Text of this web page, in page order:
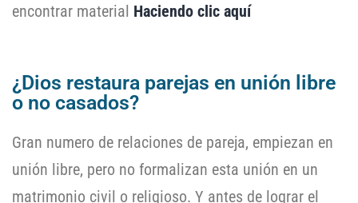
encontrar material Haciendo clic aquí
¿Dios restaura parejas en unión libre
o no casados?
Gran numero de relaciones de pareja, empiezan en
unión libre, pero no formalizan esta unión en un
matrimonio civil o religioso. Y antes de lograr el